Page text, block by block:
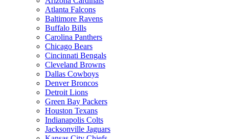
Atlanta Falcons
Baltimore Ravens
Buffalo Bills
Carolina Panthers
Chicago Bears
Cincinnati Bengals
Cleveland Browns
Dallas Cowboys
Denver Broncos
Detroit Lions
Green Bay Packers
Houston Texans
Indianapolis Colts
Jacksonville Jaguars